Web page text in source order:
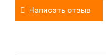
Написать отзыв